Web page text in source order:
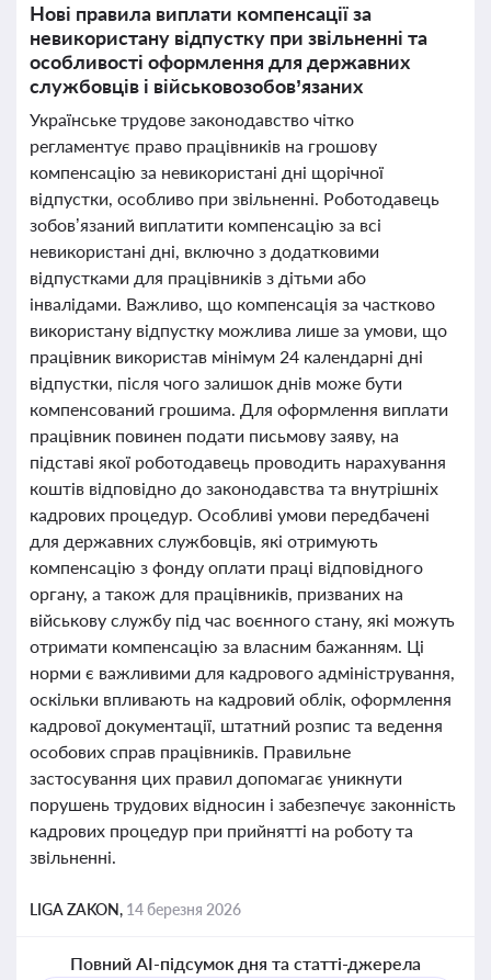
Нові правила виплати компенсації за
невикористану відпустку при звільненні та
особливості оформлення для державних
службовців і військовозобов’язаних
Українське трудове законодавство чітко
регламентує право працівників на грошову
компенсацію за невикористані дні щорічної
відпустки, особливо при звільненні. Роботодавець
зобов’язаний виплатити компенсацію за всі
невикористані дні, включно з додатковими
відпустками для працівників з дітьми або
інвалідами. Важливо, що компенсація за частково
використану відпустку можлива лише за умови, що
працівник використав мінімум 24 календарні дні
відпустки, після чого залишок днів може бути
компенсований грошима. Для оформлення виплати
працівник повинен подати письмову заяву, на
підставі якої роботодавець проводить нарахування
коштів відповідно до законодавства та внутрішніх
кадрових процедур. Особливі умови передбачені
для державних службовців, які отримують
компенсацію з фонду оплати праці відповідного
органу, а також для працівників, призваних на
військову службу під час воєнного стану, які можуть
отримати компенсацію за власним бажанням. Ці
норми є важливими для кадрового адміністрування,
оскільки впливають на кадровий облік, оформлення
кадрової документації, штатний розпис та ведення
особових справ працівників. Правильне
застосування цих правил допомагає уникнути
порушень трудових відносин і забезпечує законність
кадрових процедур при прийнятті на роботу та
звільненні.
LIGA ZAKON, 14 березня 2026
Повний AI-підсумок дня та статті-джерела